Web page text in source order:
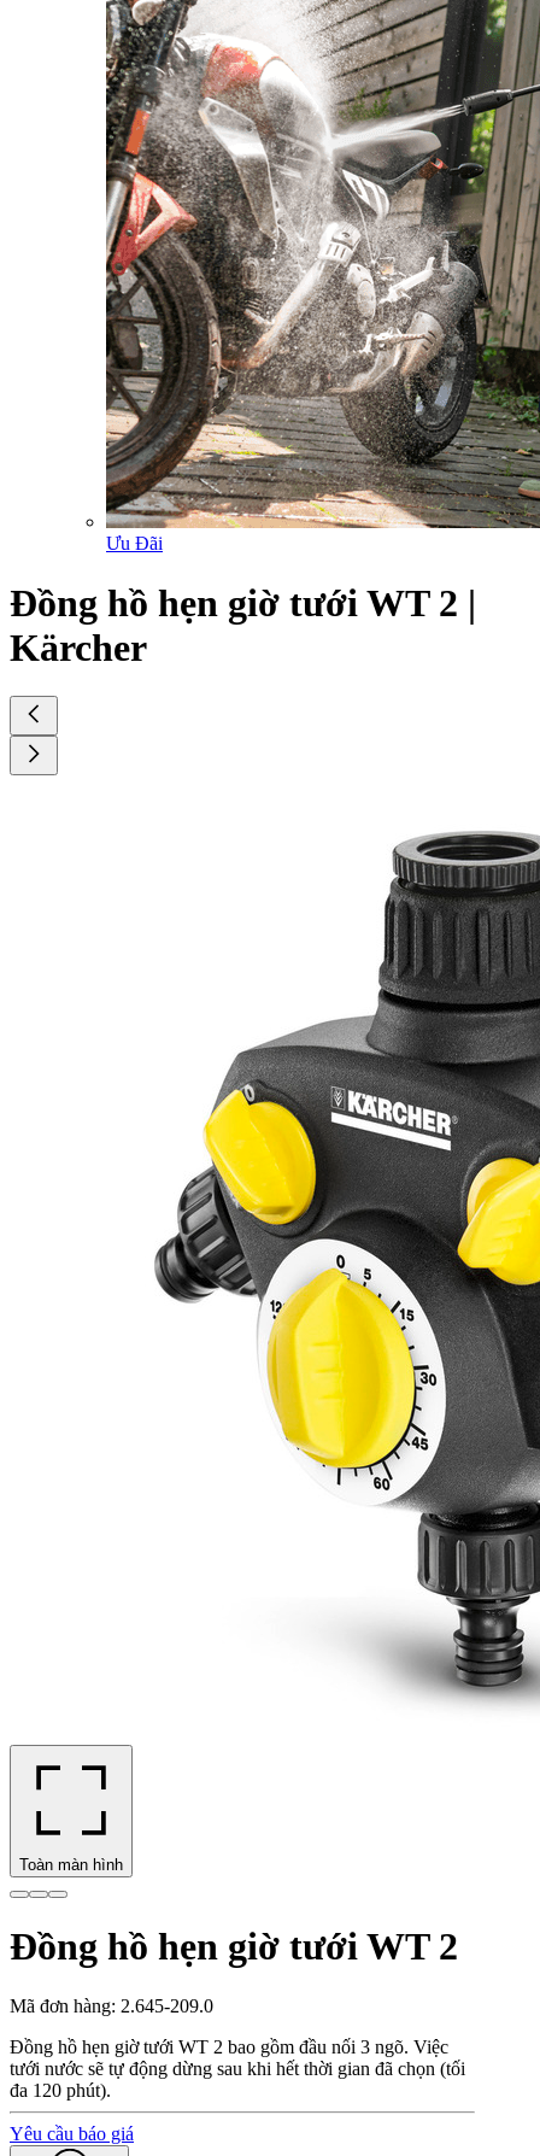
Ưu Đãi
Đồng hồ hẹn giờ tưới WT 2 |
Kärcher
Toàn màn hình
Đồng hồ hẹn giờ tưới WT 2
Mã đơn hàng: 2.645-209.0
Đồng hồ hẹn giờ tưới WT 2 bao gồm đầu nối 3 ngõ. Việc
tưới nước sẽ tự động dừng sau khi hết thời gian đã chọn (tối
đa 120 phút).
Yêu cầu báo giá